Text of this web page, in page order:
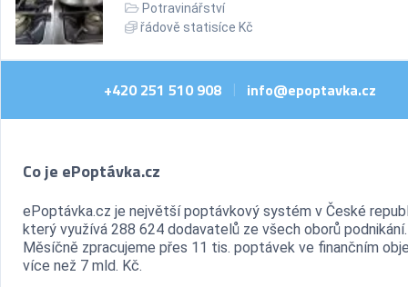
Potravinářství
řádově statisíce Kč
+420 251 510 908 | info@epoptavka.cz
Co je ePoptávka.cz
ePoptávka.cz je největší poptávkový systém v České
který využívá 288 624 dodavatelů ze všech oborů podnikání.
Měsíčně zpracujeme přes 11 tis. poptávek ve finančním
více než 7 mld. Kč.